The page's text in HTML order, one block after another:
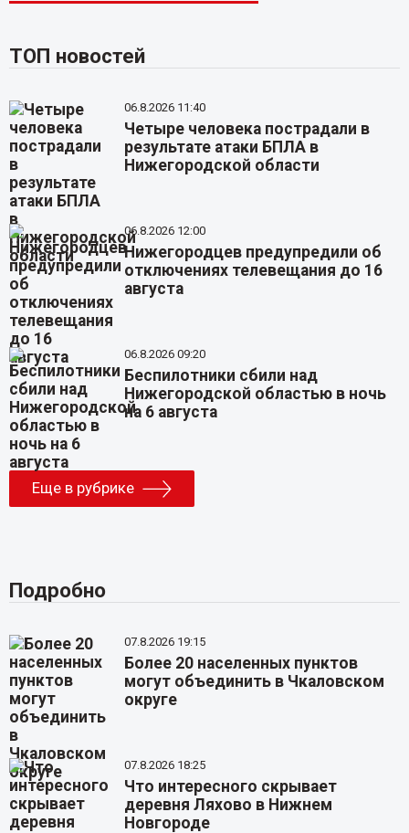
ТОП новостей
06.8.2026 11:40
Четыре человека пострадали в
результате атаки БПЛА в
Нижегородской области
06.8.2026 12:00
Нижегородцев предупредили об
отключениях телевещания до 16
августа
06.8.2026 09:20
Беспилотники сбили над
Нижегородской областью в ночь
на 6 августа
Еще в рубрике
Подробно
07.8.2026 19:15
Более 20 населенных пунктов
могут объединить в Чкаловском
округе
07.8.2026 18:25
Что интересного скрывает
деревня Ляхово в Нижнем
Новгороде